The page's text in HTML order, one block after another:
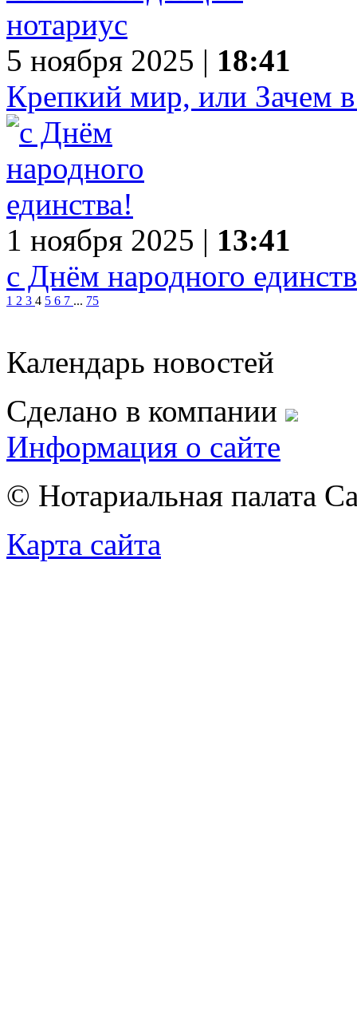
5 ноября 2025 | 18:41
Крепкий мир, или Зачем
1 ноября 2025 | 13:41
с Днём народного
1 2 3 4 5 6 7 ... 75
Календарь новостей
Сделано в компании
Информация о сайте
© Нотариальная палата
Карта сайта